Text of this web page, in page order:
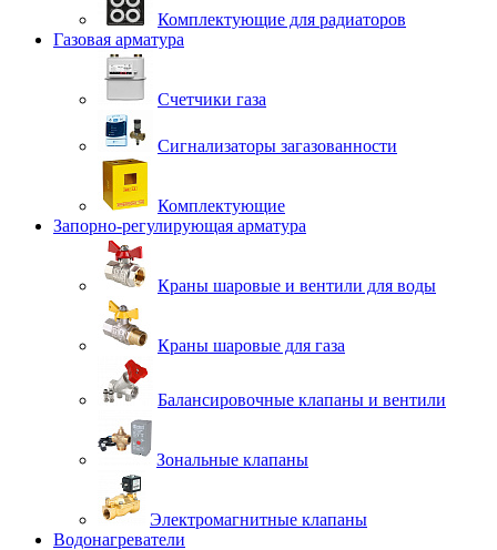
Комплектующие для радиаторов
Газовая арматура
Счетчики газа
Сигнализаторы загазованности
Комплектующие
Запорно-регулирующая арматура
Краны шаровые и вентили для воды
Краны шаровые для газа
Балансировочные клапаны и вентили
Зональные клапаны
Электромагнитные клапаны
Водонагреватели